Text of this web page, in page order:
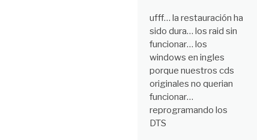
ufff… la restauración ha
sido dura… los raid sin
funcionar… los
windows en ingles
porque nuestros cds
originales no querian
funcionar…
reprogramando los
DTS